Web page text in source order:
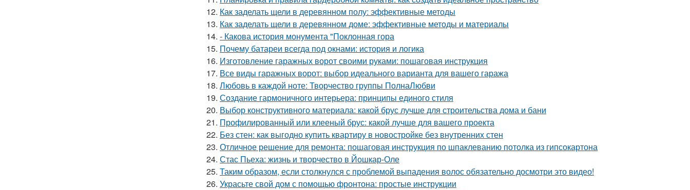
12. Как заделать щели в деревянном полу: эффективные методы
13. Как заделать щели в деревянном доме: эффективные методы и материалы
14. - Какова история монумента "Поклонная гора
15. Почему батареи всегда под окнами: история и логика
16. Изготовление гаражных ворот своими руками: пошаговая инструкция
17. Все виды гаражных ворот: выбор идеального варианта для вашего гаража
18. Любовь в каждой ноте: Творчество группы ПолнаЛюбви
19. Создание гармоничного интерьера: принципы единого стиля
20. Выбор конструктивного материала: какой брус лучше для строительства дома и бани
21. Профилированный или клееный брус: какой лучше для вашего проекта
22. Без стен: как выгодно купить квартиру в новостройке без внутренних стен
23. Отличное решение для ремонта: пошаговая инструкция по шпаклеванию потолка из гипсокартона
24. Стас Пьеха: жизнь и творчество в Йошкар-Оле
25. Таким образом, если столкнулся с проблемой выпадения волос обязательно досмотри это видео!
26. Украсьте свой дом с помощью фронтона: простые инструкции